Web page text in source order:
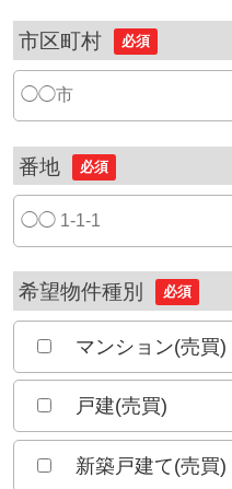
市区町村 必須
番地 必須
希望物件種別 必須
マンション(売買)
戸建(売買)
新築戸建て(売買)